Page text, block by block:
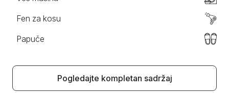
Fen za kosu
Papuče
Pogledajte kompletan sadržaj